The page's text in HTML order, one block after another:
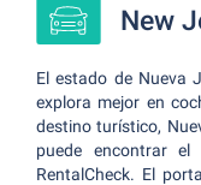
New
El estado de Nueva
explora mejor en
destino turístico,
puede encontrar
RentalCheck. El